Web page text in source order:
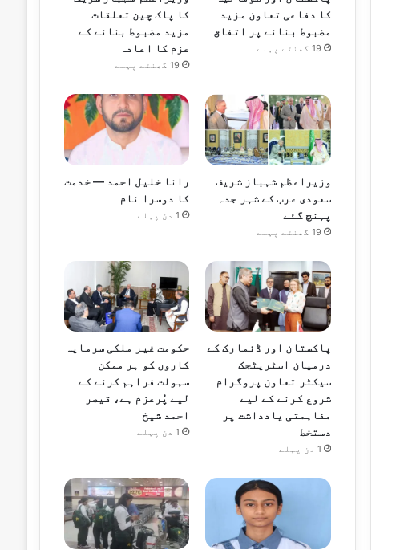
کا دفاعی تعاون مزید
مضبوط بنانے پر اتفاق
19 گھنٹے پہلے
کا پاک چین تعلقات
مزید مضبوط بنانے کے
عزم کا اعادہ
19 گھنٹے پہلے
وزیراعظم شہباز شریف
سعودی عرب کے شہر جدہ
پہنچ گئے
19 گھنٹے پہلے
رانا خلیل احمد — خدمت
کا دوسرا نام
1 دن پہلے
پاکستان اور ڈنمارک کے
درمیان اسٹریٹجک
سیکٹر تعاون پروگرام
شروع کرنے کے لیے
مفاہمتی یادداشت پر
دستخط
1 دن پہلے
حکومت غیر ملکی سرمایہ
کاروں کو ہر ممکن
سہولت فراہم کرنے کے
لیے پُرعزم ہے، قیصر
احمد شیخ
1 دن پہلے